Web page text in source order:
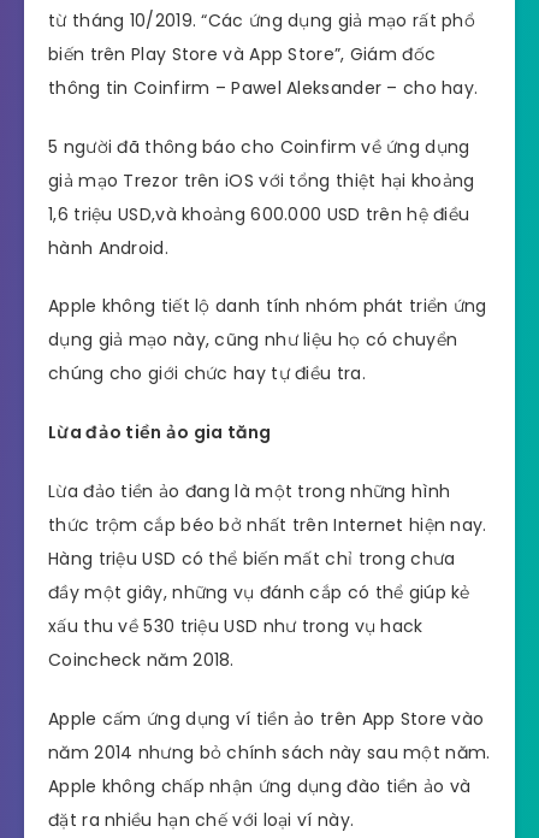
từ tháng 10/2019. “Các ứng dụng giả mạo rất phổ
biến trên Play Store và App Store”, Giám đốc
thông tin Coinfirm – Pawel Aleksander – cho hay.
5 người đã thông báo cho Coinfirm về ứng dụng
giả mạo Trezor trên iOS với tổng thiệt hại khoảng
1,6 triệu USD,và khoảng 600.000 USD trên hệ điều
hành Android.
Apple không tiết lộ danh tính nhóm phát triển ứng
dụng giả mạo này, cũng như liệu họ có chuyển
chúng cho giới chức hay tự điều tra.
Lừa đảo tiền ảo gia tăng
Lừa đảo tiền ảo đang là một trong những hình
thức trộm cắp béo bở nhất trên Internet hiện nay.
Hàng triệu USD có thể biến mất chỉ trong chưa
đầy một giây, những vụ đánh cắp có thể giúp kẻ
xấu thu về 530 triệu USD như trong vụ hack
Coincheck năm 2018.
Apple cấm ứng dụng ví tiền ảo trên App Store vào
năm 2014 nhưng bỏ chính sách này sau một năm.
Apple không chấp nhận ứng dụng đào tiền ảo và
đặt ra nhiều hạn chế với loại ví này.